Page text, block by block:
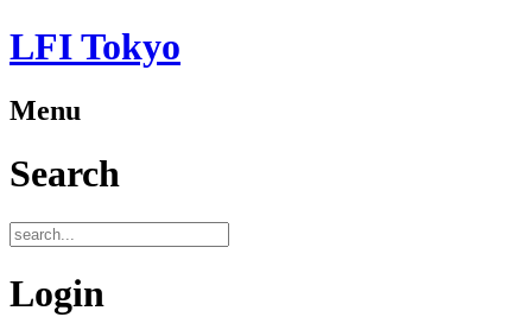
LFI Tokyo
Menu
Search
Login